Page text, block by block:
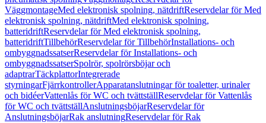
VäggmontageMed elektronisk spolning, nätdriftReservdelar för Med
elektronisk spolning, nätdriftMed elektronisk spolning,
batteridriftReservdelar för Med elektronisk spolning,
batteridriftTillbehörReservdelar för TillbehörInstallations- och
ombyggnadssatserReservdelar för Installations- och
ombyggnadssatserSpolrör, spolrörsböjar och
adaptrarTäckplattorIntegrerade
styrningarFjärrkontrollerApparatanslutningar för toaletter, urinaler
och bidéerVattenlås för WC och tvättställReservdelar för Vattenlås
för WC och tvättställAnslutningsböjarReservdelar för
AnslutningsböjarRak anslutningReservdelar för Rak